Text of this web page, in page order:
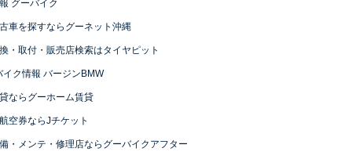
グーバイク
車を探すならグーネット沖縄
・取付・販売店検索はタイヤピット
イク情報 バージンBMW
ならグーホーム賃貸
空券ならJチケット
・メンテ・修理店ならグーバイクアフター